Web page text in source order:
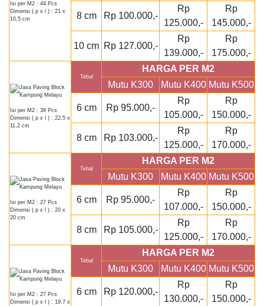
Isi per M2 : 44 Pcs
Dimensi ( p x l ) : 21 x
10,5 cm
8 cm Rp 100.000,-
Rp
125.000,-
Rp
145.000,-
10 cm Rp 127.000,-
Rp
139.000,-
Rp
175.000,-
Isi per M2 : 39 Pcs
Dimensi ( p x l ) : 22,5 x
11,2 cm
Tebal
HARGA PER M2
Mutu K300
Mutu K400 Mutu K500
6 cm Rp 95.000,-
Rp
105.000,-
Rp
150.000,-
8 cm Rp 103.000,-
Rp
125.000,-
Rp
170.000,-
Isi per M2 : 27 Pcs
Dimensi ( p x l ) : 20 x
20 cm
Tebal
HARGA PER M2
Mutu K300
Mutu K400 Mutu K500
6 cm Rp 95.000,-
Rp
107.000,-
Rp
150.000,-
8 cm Rp 105.000,-
Rp
125.000,-
Rp
170.000,-
Isi per M2 : 27 Pcs
Dimensi ( p x l ) : 19.7 x
Tebal
HARGA PER M2
Mutu K300
Mutu K400 Mutu K500
6 cm Rp 120.000,-
Rp
130.000,-
Rp
150.000,-